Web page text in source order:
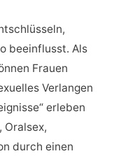
beeinflusst. Als
Frauen
Verlangen
erleben
Oralsex,
durch einen